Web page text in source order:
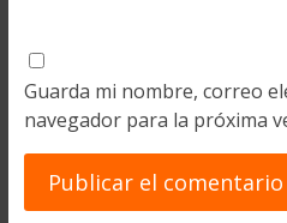
Guarda mi nombre, correo
navegador para la próxima